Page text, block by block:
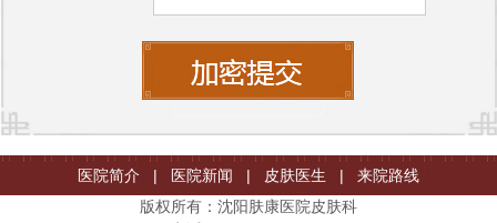
医院简介 | 医院新闻 | 皮肤医生 |
来院路线
版权所有：沈阳肤康医院皮肤科